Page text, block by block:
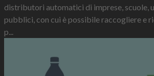
distributori automatici di imprese, scuole,
pubblici, con cui è possibile raccogliere e
p...